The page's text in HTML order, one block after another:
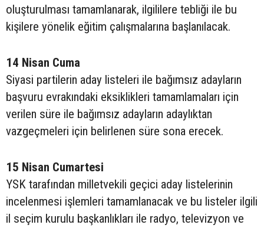
oluşturulması tamamlanarak, ilgililere tebliği ile bu
kişilere yönelik eğitim çalışmalarına başlanılacak.
14 Nisan Cuma
Siyasi partilerin aday listeleri ile bağımsız adayların
başvuru evrakındaki eksiklikleri tamamlamaları için
verilen süre ile bağımsız adayların adaylıktan
vazgeçmeleri için belirlenen süre sona erecek.
15 Nisan Cumartesi
YSK tarafından milletvekili geçici aday listelerinin
incelenmesi işlemleri tamamlanacak ve bu listeler ilgili
il seçim kurulu başkanlıkları ile radyo, televizyon ve